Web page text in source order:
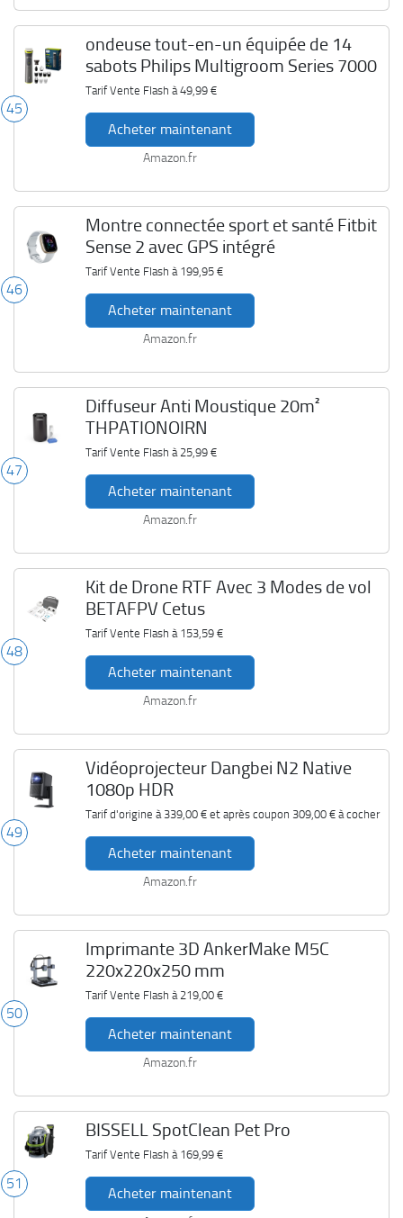
45
ondeuse tout-en-un équipée de 14
sabots Philips Multigroom Series 7000
Tarif Vente Flash à49,99 €
Acheter maintenant
Amazon.fr
46
Montre connectée sport et santé Fitbit
Sense 2 avec GPS intégré
Tarif Vente Flash à 199,95 €
Acheter maintenant
Amazon.fr
47
Diffuseur Anti Moustique 20m²
THPATIONOIRN
Tarif Vente Flash à 25,99 €
Acheter maintenant
Amazon.fr
48
Kit de Drone RTF Avec 3 Modes de vol
BETAFPV Cetus
Tarif Vente Flash à 153,59 €
Acheter maintenant
Amazon.fr
49
Vidéoprojecteur Dangbei N2 Native
1080p HDR
Tarif d'origine à 339,00 €et après coupon 309,00 €à cocher
Acheter maintenant
Amazon.fr
50
Imprimante 3D AnkerMake M5C
220x220x250 mm
Tarif Vente Flash à 219,00 €
Acheter maintenant
Amazon.fr
51
BISSELL SpotClean Pet Pro
Tarif Vente Flash à 169,99 €
Acheter maintenant